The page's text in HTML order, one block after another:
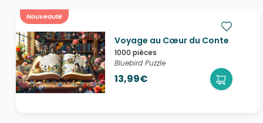
Nouveauté
Voyage au Cœur du Conte
1000 pièces
Bluebird Puzzle
13,99€